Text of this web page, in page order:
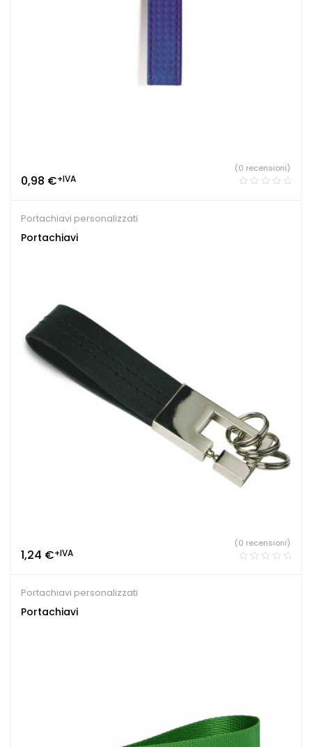
0,98 €+IVA
(0 recensioni)
Portachiavi personalizzati
Portachiavi
1,24 €+IVA
(0 recensioni)
Portachiavi personalizzati
Portachiavi